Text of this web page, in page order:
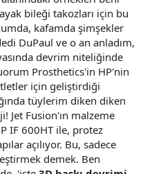
bileği takozları için bu
kafamda şimşekler
DuPaul ve o an anladım,
devrim niteliğinde
Prosthetics'in HP'nin
için geliştirdiği
tüylerim diken diken
Jet Fusion'ın malzeme
IF 600HT ile, protez
açılıyor. Bu, sadece
demek. Ben